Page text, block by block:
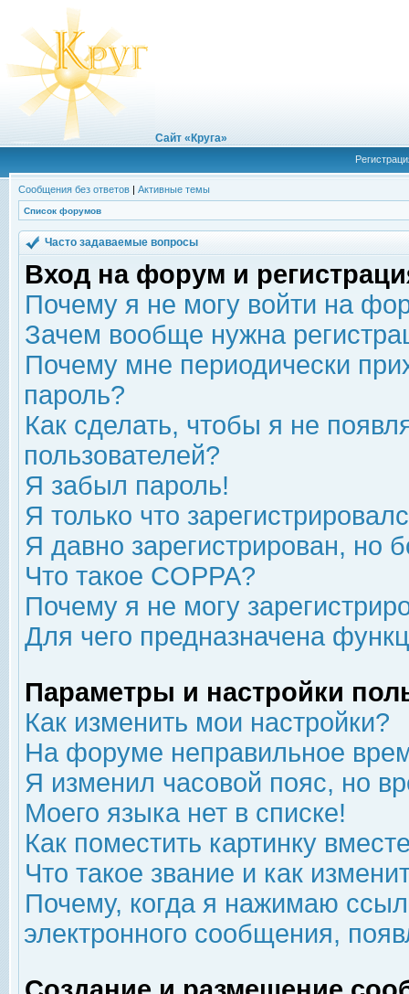
Сайт «Круга»
Сообщения без ответов | Активные темы
Список форумов
Часто задаваемые вопросы
Вход на форум и
Почему я не могу войти на
Зачем вообще нужна
Почему мне периодически
пароль?
Как сделать, чтобы я не
пользователей?
Я забыл пароль!
Я только что
Я давно зарегистрирован, но
Что такое COPPA?
Почему я не могу
Для чего предназначена
Параметры и настройки
Как изменить мои настройки?
На форуме неправильное
Я изменил часовой пояс, но
Моего языка нет в списке!
Как поместить картинку
Что такое звание и как
Почему, когда я нажимаю
электронного сообщения,